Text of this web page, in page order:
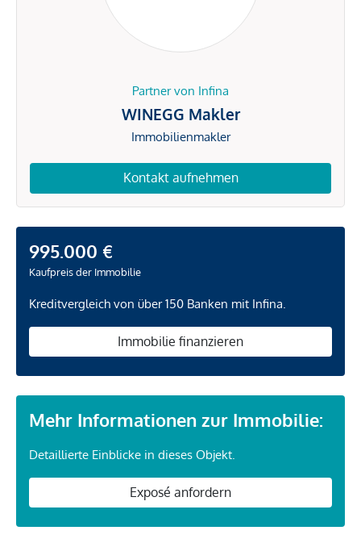
Partner von Infina
WINEGG Makler
Immobilienmakler
Kontakt aufnehmen
995.000 €
Kaufpreis der Immobilie
Kreditvergleich von über 150 Banken mit Infina.
Immobilie finanzieren
Mehr Informationen zur Immobilie:
Detaillierte Einblicke in dieses Objekt.
Exposé anfordern